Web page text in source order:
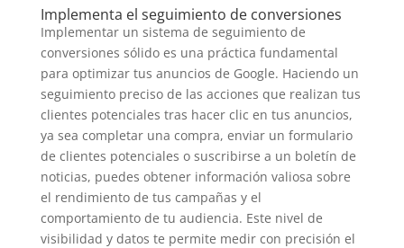
Implementa el seguimiento de conversiones
Implementar un sistema de seguimiento de
conversiones sólido es una práctica fundamental
para optimizar tus anuncios de Google. Haciendo un
seguimiento preciso de las acciones que realizan tus
clientes potenciales tras hacer clic en tus anuncios,
ya sea completar una compra, enviar un formulario
de clientes potenciales o suscribirse a un boletín de
noticias, puedes obtener información valiosa sobre
el rendimiento de tus campañas y el
comportamiento de tu audiencia. Este nivel de
visibilidad y datos te permite medir con precisión el